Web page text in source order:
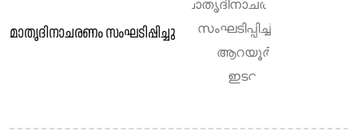
മാതൃദിനാചരണം സംഘടിപ്പിച്ചു